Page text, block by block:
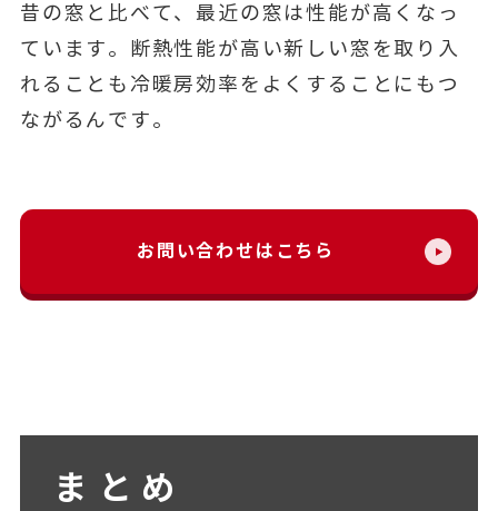
昔の窓と比べて、最近の窓は性能が高くなっ
ています。断熱性能が高い新しい窓を取り入
れることも冷暖房効率をよくすることにもつ
ながるんです。
お問い合わせはこちら
まとめ